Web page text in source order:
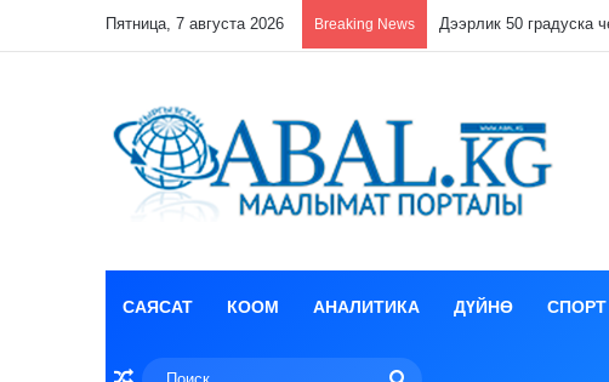
Пятница, 7 августа 2026 Breaking News
САЯСАТ КООМ АНАЛИТИКА ДҮЙНӨ СПОРТ